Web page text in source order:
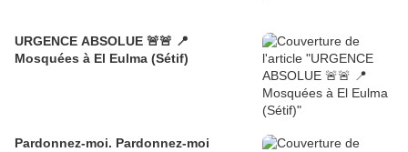
URGENCE ABSOLUE 🚨🚨 📍
Mosquées à El Eulma (Sétif)
Pardonnez-moi. Pardonnez-moi